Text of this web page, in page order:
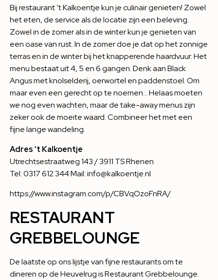
Bij restaurant’t Kalkoentjekun je culinair genieten! Zowel
het eten, de service als de locatie zijn een beleving.
Zowel in de zomer als in de winter kun je genieten van
een oase van rust. In de zomer doe je dat op het zonnige
terras en in de winter bij het knapperende haardvuur. Het
menu bestaat uit 4, 5 en 6 gangen. Denk aan Black
Angus met knolselderij, oerwortel en paddenstoel. Om
maar even een gerecht op te noemen… Helaas moeten
we nog even wachten, maar de take-away menus zijn
zeker ook de moeite waard. Combineer het met een
fijne lange wandeling.
Adres ’t Kalkoentje
Utrechtsestraatweg 143 / 3911 TS Rhenen
Tel: 0317 612 344 Mail: info@kalkoentje.nl
https://www.instagram.com/p/CBVqOzoFnRA/
RESTAURANT
GREBBELOUNGE
De laatste op ons lijstje van fijne restaurants om te
dineren op de Heuvelrug is RestaurantGrebbelounge.